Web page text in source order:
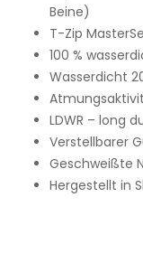
Beine)
T-Zip
100 %
Wasserdicht
LDWR – long
Verstellbarer
Geschweißte
Hergestellt in